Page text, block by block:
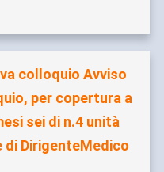
colloquio Avviso
per copertura a
sei di n.4 unità
DirigenteMedico